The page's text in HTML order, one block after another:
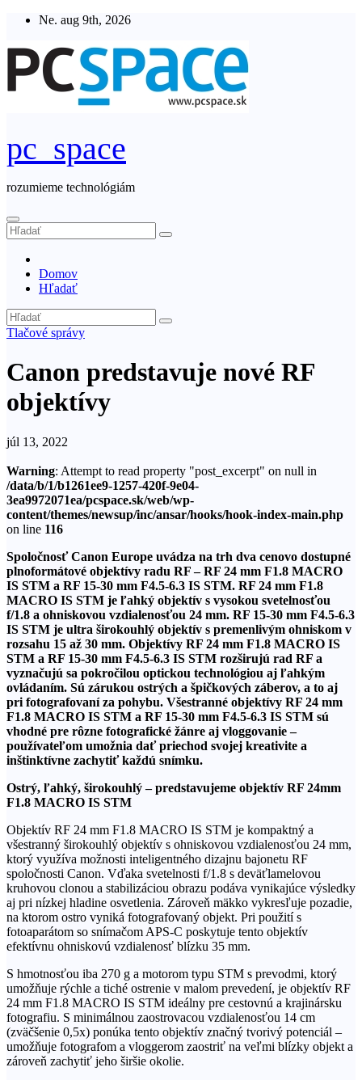
Skip
content
Ne. aug 9th, 2026
pc_space
rozumieme technológiám
Domov
Hľadať
Tlačové správy
Canon predstavuje nové RF
objektívy
júl 13, 2022
Warning: Attempt to read property "post_excerpt" on null in
/data/b/1/b1261ee9-1257-420f-9e04-
3ea9972071ea/pcspace.sk/web/wp-
content/themes/newsup/inc/ansar/hooks/hook-index-main.php
on line 116
Spoločnosť Canon Europe uvádza na trh dva cenovo dostupné
plnoformátové objektívy radu RF – RF 24 mm F1.8 MACRO
IS STM a RF 15-30 mm F4.5-6.3 IS STM. RF 24 mm F1.8
MACRO IS STM je ľahký objektív s vysokou svetelnosťou
f/1.8 a ohniskovou vzdialenosťou 24 mm. RF 15-30 mm F4.5-6.3
IS STM je ultra širokouhlý objektív s premenlivým ohniskom v
rozsahu 15 až 30 mm. Objektívy RF 24 mm F1.8 MACRO IS
STM a RF 15-30 mm F4.5-6.3 IS STM rozširujú rad RF a
vyznačujú sa pokročilou optickou technológiou aj ľahkým
ovládaním. Sú zárukou ostrých a špičkových záberov, a to aj
pri fotografovaní za pohybu. Všestranné objektívy RF 24 mm
F1.8 MACRO IS STM a RF 15-30 mm F4.5-6.3 IS STM sú
vhodné pre rôzne fotografické žánre aj vloggovanie –
používateľom umožnia dať priechod svojej kreativite a
inštinktívne zachytiť každú snímku.
Ostrý, ľahký, širokouhlý – predstavujeme objektív RF 24mm
F1.8 MACRO IS STM
Objektív RF 24 mm F1.8 MACRO IS STM je kompaktný a
všestranný širokouhlý objektív s ohniskovou vzdialenosťou 24 mm,
ktorý využíva možnosti inteligentného dizajnu bajonetu RF
spoločnosti Canon. Vďaka svetelnosti f/1.8 s deväťlamelovou
kruhovou clonou a stabilizáciou obrazu podáva vynikajúce výsledky
aj pri nízkej hladine osvetlenia. Zároveň mäkko vykresľuje pozadie,
na ktorom ostro vyniká fotografovaný objekt. Pri použití s ​​
fotoaparátom so snímačom APS-C poskytuje tento objektív
efektívnu ohniskovú vzdialenosť blízku 35 mm.
S hmotnosťou iba 270 g a motorom typu STM s prevodmi, ktorý
umožňuje rýchle a tiché ostrenie v malom prevedení, je objektív RF
24 mm F1.8 MACRO IS STM ideálny pre cestovnú a krajinársku
fotografiu. S minimálnou zaostrovacou vzdialenosťou 14 cm
(zväčšenie 0,5x) ponúka tento objektív značný tvorivý potenciál –
umožňuje fotografom a vloggerom zaostriť na veľmi blízky objekt a
zároveň zachytiť jeho širšie okolie.